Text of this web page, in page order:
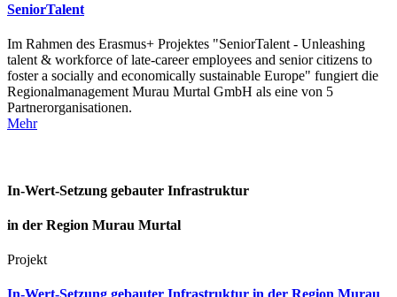
SeniorTalent
Im Rahmen des Erasmus+ Projektes "SeniorTalent - Unleashing
talent & workforce of late-career employees and senior citizens to
foster a socially and economically sustainable Europe" fungiert die
Regionalmanagement Murau Murtal GmbH als eine von 5
Partnerorganisationen.
Mehr
In-Wert-Setzung gebauter Infrastruktur
in der Region Murau Murtal
Projekt